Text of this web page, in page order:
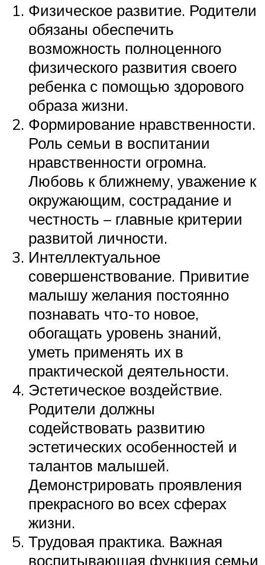
Физическое развитие. Родители
обязаны обеспечить
возможность полноценного
физического развития своего
ребенка с помощью здорового
образа жизни.
Формирование нравственности.
Роль семьи в воспитании
нравственности огромна.
Любовь к ближнему, уважение к
окружающим, сострадание и
честность – главные критерии
развитой личности.
Интеллектуальное
совершенствование. Привитие
малышу желания постоянно
познавать что-то новое,
обогащать уровень знаний,
уметь применять их в
практической деятельности.
Эстетическое воздействие.
Родители должны
содействовать развитию
эстетических особенностей и
талантов малышей.
Демонстрировать проявления
прекрасного во всех сферах
жизни.
Трудовая практика. Важная
воспитывающая функция семьи